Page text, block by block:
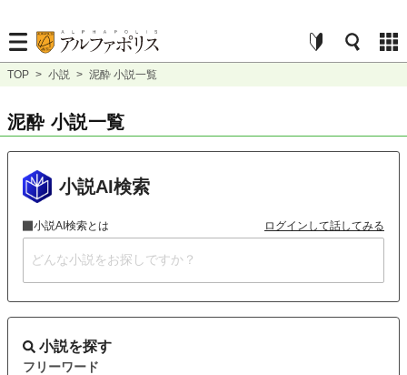
TOP > 小説 > 泥酔 小説一覧
泥酔 小説一覧
小説AI検索
小説AI検索とは ログインして話してみる
小説を探す
フリーワード